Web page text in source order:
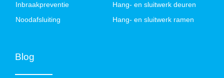
Inbraakpreventie
Noodafsluiting
Hang- en sluitwerk deuren
Hang- en sluitwerk ramen
Blog